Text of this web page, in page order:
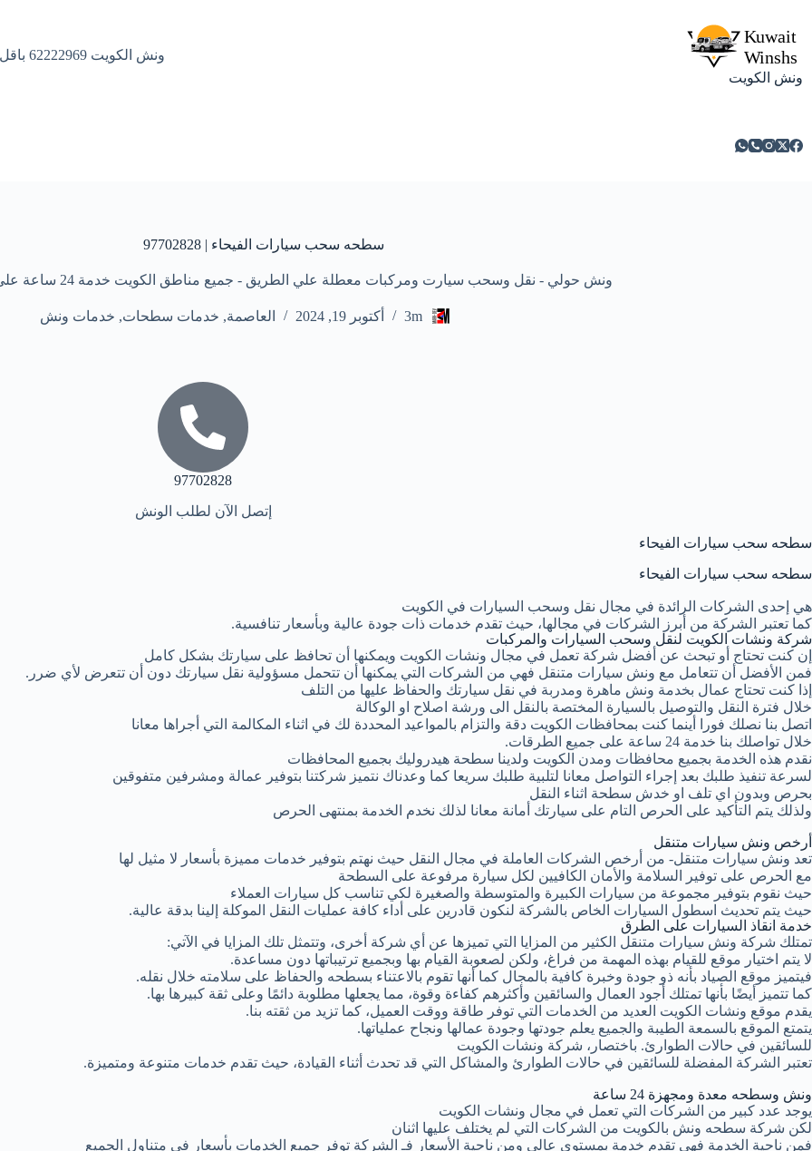
ونش الكويت
ونش الكويت 62222969 باقل الاسعار
سطحه سحب سيارات الفيحاء | 97702828
ونش حولي - نقل وسحب سيارت ومركبات معطلة علي الطريق - جميع مناطق الكويت خدمة 24 ساعة علي مدار الأسبوع
3m أكتوبر 19, 2024 العاصمة, خدمات سطحات, خدمات ونش
97702828
إتصل الآن لطلب الونش
سطحه سحب سيارات الفيحاء
سطحه سحب سيارات الفيحاء
هي إحدى الشركات الرائدة في مجال نقل وسحب السيارات في الكويت
كما تعتبر الشركة من أبرز الشركات في مجالها، حيث تقدم خدمات ذات جودة عالية وبأسعار تنافسية.
شركة ونشات الكويت لنقل وسحب السيارات والمركبات
إن كنت تحتاج أو تبحث عن أفضل شركة تعمل في مجال ونشات الكويت ويمكنها أن تحافظ على سيارتك بشكل كامل
فمن الأفضل أن تتعامل مع ونش سيارات متنقل فهي من الشركات التي يمكنها أن تتحمل مسؤولية نقل سيارتك دون أن تتعرض لأي ضرر.
إذا كنت تحتاج عمال بخدمة ونش ماهرة ومدربة في نقل سيارتك والحفاظ عليها من التلف
خلال فترة النقل والتوصيل بالسيارة المختصة بالنقل الى ورشة اصلاح او الوكالة
اتصل بنا نصلك فورا أينما كنت بمحافظات الكويت دقة والتزام بالمواعيد المحددة لك في اثناء المكالمة التي أجراها معانا
خلال تواصلك بنا خدمة 24 ساعة على جميع الطرقات.
نقدم هذه الخدمة بجميع محافظات ومدن الكويت ولدينا سطحة هيدروليك بجميع المحافظات
لسرعة تنفيذ طلبك بعد إجراء التواصل معانا لتلبية طلبك سريعا كما وعدناك نتميز شركتنا بتوفير عمالة ومشرفين متفوقين
بحرص وبدون اي تلف او خدش سطحة اثناء النقل
ولذلك يتم التأكيد على الحرص التام على سيارتك أمانة معانا لذلك نخدم الخدمة بمنتهى الحرص
أرخص ونش سيارات متنقل
تعد ونش سيارات متنقل- من أرخص الشركات العاملة في مجال النقل حيث نهتم بتوفير خدمات مميزة بأسعار لا مثيل لها
مع الحرص على توفير السلامة والأمان الكافيين لكل سيارة مرفوعة على السطحة
حيث نقوم بتوفير مجموعة من سيارات الكبيرة والمتوسطة والصغيرة لكي تناسب كل سيارات العملاء
حيث يتم تحديث اسطول السيارات الخاص بالشركة لنكون قادرين على أداء كافة عمليات النقل الموكلة إلينا بدقة عالية.
خدمة انقاذ السيارات على الطرق
تمتلك شركة ونش سيارات متنقل الكثير من المزايا التي تميزها عن أي شركة أخرى، وتتمثل تلك المزايا في الآتي:
لا يتم اختيار موقع للقيام بهذه المهمة من فراغ، ولكن لصعوبة القيام بها وبجميع ترتيباتها دون مساعدة.
فيتميز موقع الصياد بأنه ذو جودة وخبرة كافية بالمجال كما أنها تقوم بالاعتناء بسطحه والحفاظ على سلامته خلال نقله.
كما تتميز أيضًا بأنها تمتلك أجود العمال والسائقين وأكثرهم كفاءة وقوة، مما يجعلها مطلوبة دائمًا وعلى ثقة كبيرها بها.
يقدم موقع ونشات الكويت العديد من الخدمات التي توفر طاقة ووقت العميل، كما تزيد من ثقته بنا.
يتمتع الموقع بالسمعة الطيبة والجميع يعلم جودتها وجودة عمالها ونجاح عملياتها.
للسائقين في حالات الطوارئ. باختصار، شركة ونشات الكويت
تعتبر الشركة المفضلة للسائقين في حالات الطوارئ والمشاكل التي قد تحدث أثناء القيادة، حيث تقدم خدمات متنوعة ومتميزة.
ونش وسطحه معدة ومجهزة 24 ساعة
يوجد عدد كبير من الشركات التي تعمل في مجال ونشات الكويت
لكن شركة سطحه ونش بالكويت من الشركات التي لم يختلف عليها اثنان
فمن ناحية الخدمة فهي تقدم خدمة بمستوى عالي ومن ناحية الأسعار فـ الشركة توفر جميع الخدمات بأسعار في متناول الجميع